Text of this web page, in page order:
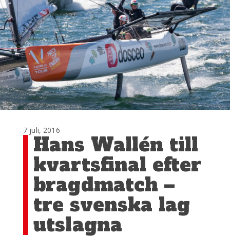
7 juli, 2016
Hans Wallén till
kvartsfinal efter
bragdmatch –
tre svenska lag
utslagna